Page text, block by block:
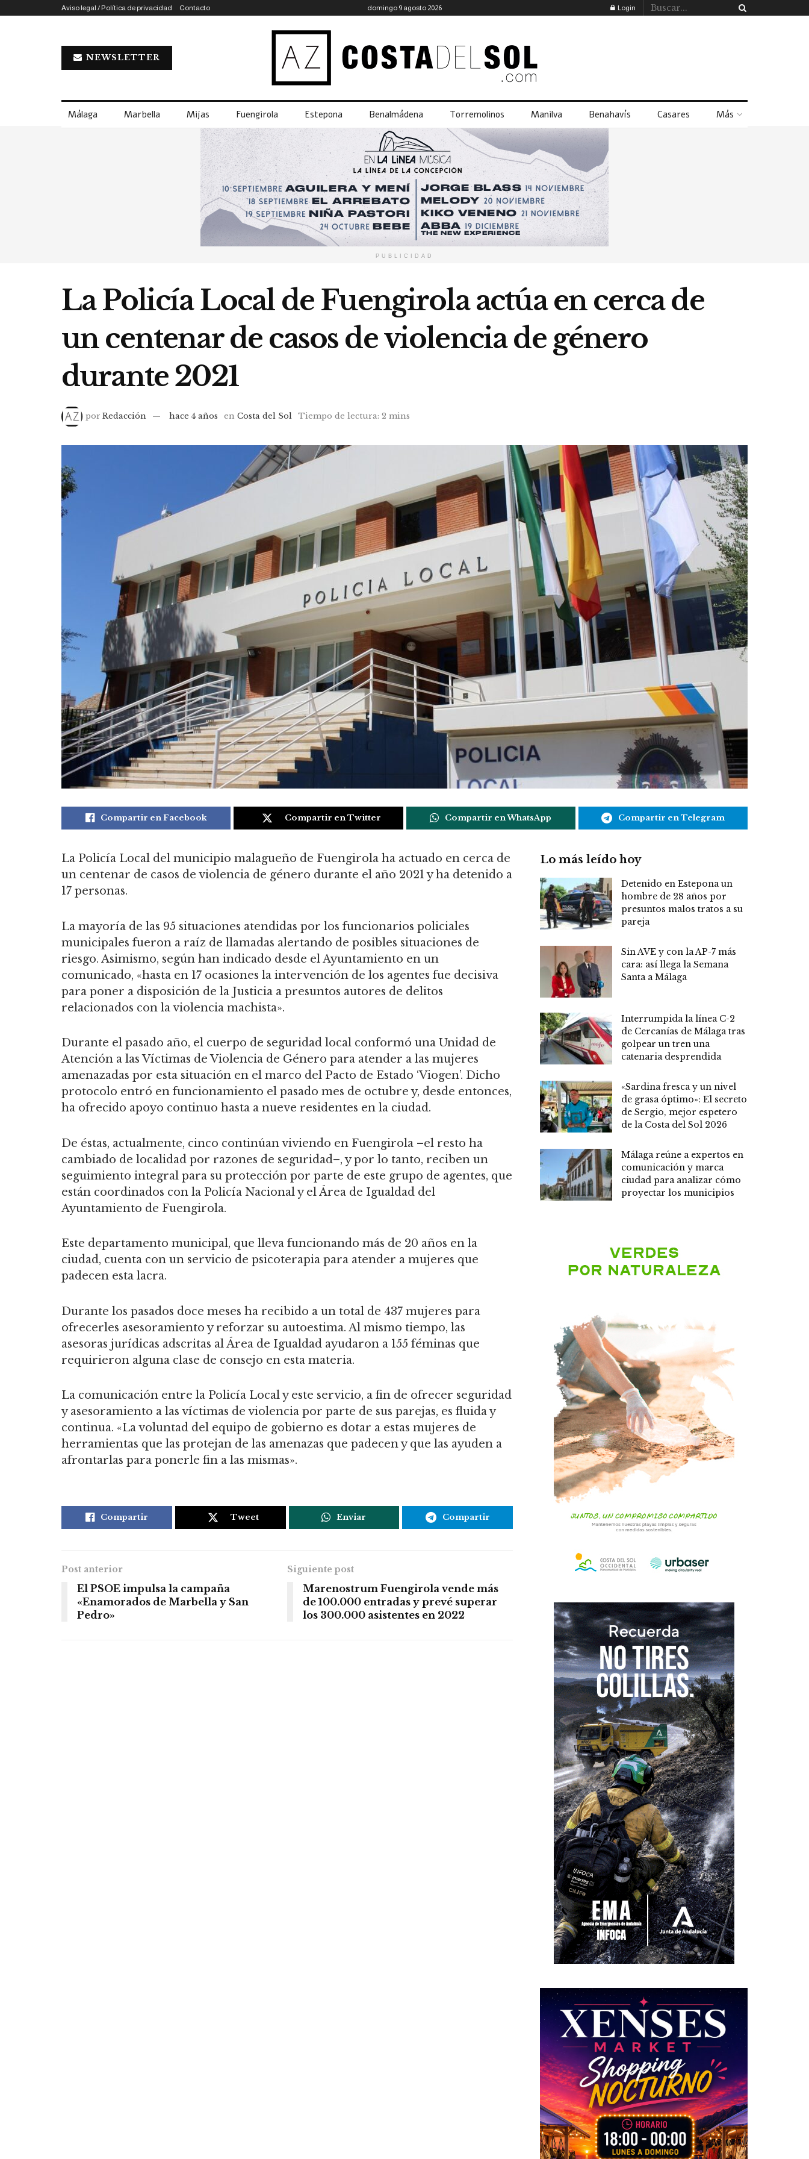
Aviso legal / Política de privacidad Contacto domingo 9 agosto 2026 Login
NEWSLETTER
Málaga Marbella Mijas Fuengirola Estepona Benalmádena Torremolinos Manilva Benahavís Casares Más
PUBLICIDAD
La Policía Local de Fuengirola actúa en cerca de
un centenar de casos de violencia de género
durante 2021
por Redacción hace 4 años en Costa del Sol Tiempo de lectura: 2 mins
Compartir en Facebook Compartir en Twitter Compartir en WhatsApp Compartir en Telegram
La Policía Local del municipio malagueño de Fuengirola ha actuado en cerca de
un centenar de casos de violencia de género durante el año 2021 y ha detenido a
17 personas.
La mayoría de las 95 situaciones atendidas por los funcionarios policiales
municipales fueron a raíz de llamadas alertando de posibles situaciones de
riesgo. Asimismo, según han indicado desde el Ayuntamiento en un
comunicado, «hasta en 17 ocasiones la intervención de los agentes fue decisiva
para poner a disposición de la Justicia a presuntos autores de delitos
relacionados con la violencia machista».
Durante el pasado año, el cuerpo de seguridad local conformó una Unidad de
Atención a las Víctimas de Violencia de Género para atender a las mujeres
amenazadas por esta situación en el marco del Pacto de Estado ‘Viogen’. Dicho
protocolo entró en funcionamiento el pasado mes de octubre y, desde entonces,
ha ofrecido apoyo continuo hasta a nueve residentes en la ciudad.
De éstas, actualmente, cinco continúan viviendo en Fuengirola –el resto ha
cambiado de localidad por razones de seguridad–, y por lo tanto, reciben un
seguimiento integral para su protección por parte de este grupo de agentes, que
están coordinados con la Policía Nacional y el Área de Igualdad del
Ayuntamiento de Fuengirola.
Este departamento municipal, que lleva funcionando más de 20 años en la
ciudad, cuenta con un servicio de psicoterapia para atender a mujeres que
padecen esta lacra.
Durante los pasados doce meses ha recibido a un total de 437 mujeres para
ofrecerles asesoramiento y reforzar su autoestima. Al mismo tiempo, las
asesoras jurídicas adscritas al Área de Igualdad ayudaron a 155 féminas que
requirieron alguna clase de consejo en esta materia.
La comunicación entre la Policía Local y este servicio, a fin de ofrecer seguridad
y asesoramiento a las víctimas de violencia por parte de sus parejas, es fluida y
continua. «La voluntad del equipo de gobierno es dotar a estas mujeres de
herramientas que las protejan de las amenazas que padecen y que las ayuden a
afrontarlas para ponerle fin a las mismas».
Compartir Tweet Enviar Compartir
Post anterior
El PSOE impulsa la campaña
«Enamorados de Marbella y San
Pedro»
Siguiente post
Marenostrum Fuengirola vende más
de 100.000 entradas y prevé superar
los 300.000 asistentes en 2022
Lo más leído hoy
Detenido en Estepona un
hombre de 28 años por
presuntos malos tratos a su
pareja
Sin AVE y con la AP-7 más
cara: así llega la Semana
Santa a Málaga
Interrumpida la línea C-2
de Cercanías de Málaga tras
golpear un tren una
catenaria desprendida
«Sardina fresca y un nivel
de grasa óptimo»: El secreto
de Sergio, mejor espetero
de la Costa del Sol 2026
Málaga reúne a expertos en
comunicación y marca
ciudad para analizar cómo
proyectar los municipios